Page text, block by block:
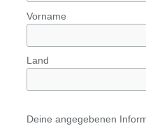
Vorname
Land
Deine angegebenen